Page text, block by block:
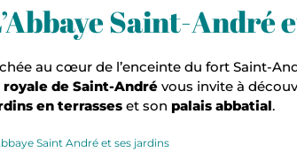
Saint-André
au cœur de l’enceinte du fort Saint-
de Saint-Andrévous invite à
en terrasseset son palais abbatial.
Saint André et ses jardins